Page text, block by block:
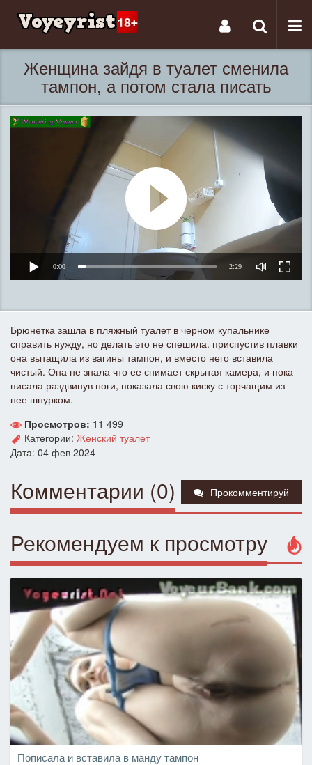
Toggle
Женщина зайдя в туалет сменила
тампон, а потом стала писать
0:00 2:29
Брюнетка зашла в пляжный туалет в черном купальнике
справить нужду, но делать это не спешила. приспустив плавки
она вытащила из вагины тампон, и вместо него вставила
чистый. Она не знала что ее снимает скрытая камера, и пока
писала раздвинув ноги, показала свою киску с торчащим из
нее шнурком.
Просмотров: 11 499
Категории: Женский туалет
Дата: 04 фев 2024
Комментарии (0) Прокомментируй
Рекомендуем к просмотру
Пописала и вставила в манду тампон